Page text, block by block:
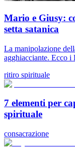
Mario e Giusy:
setta satanica
La manipolazione
agghiacciante. Ecco i
ritiro spirituale
7 elementi per
spirituale
consacrazione